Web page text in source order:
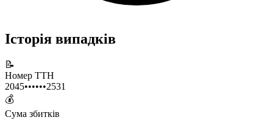
Історія випадків
📝
Номер ТТН
2045••••••2531
💰
Сума збитків